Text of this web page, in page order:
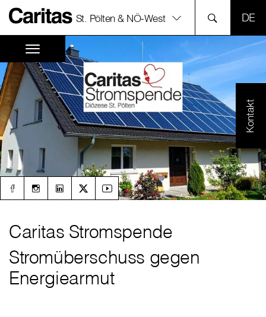
St. Pölten & NÖ-West
Kontakt
Caritas Stromspende
Stromüberschuss gegen
Energiearmut